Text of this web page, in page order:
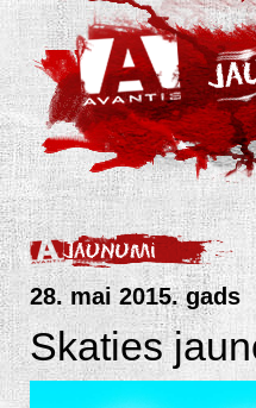
28. mai 2015. gads
Skaties